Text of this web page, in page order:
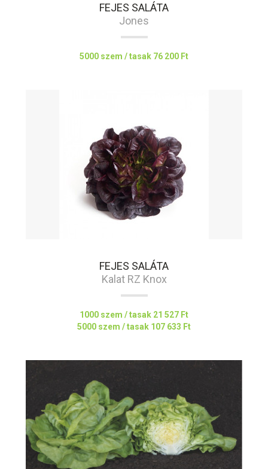
FEJES SALÁTA
Jones
5000 szem / tasak 76 200 Ft
FEJES SALÁTA
Kalat RZ Knox
1000 szem / tasak 21 527 Ft
5000 szem / tasak 107 633 Ft